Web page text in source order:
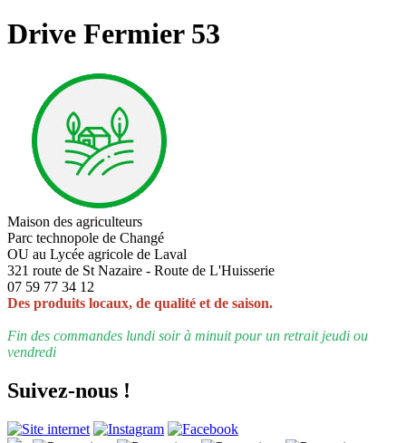
Drive Fermier 53
Maison des agriculteurs
Parc technopole de Changé
OU au Lycée agricole de Laval
321 route de St Nazaire - Route de L'Huisserie
07 59 77 34 12
Des produits locaux, de qualité et de saison.
Fin des commandes lundi soir à minuit pour un retrait jeudi ou
vendredi
Suivez-nous !